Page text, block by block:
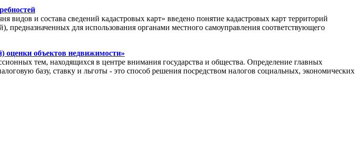
и состава сведений кадастровых карт» введено понятие кадастровых карт территорий
для использования органами местного самоуправления соответствующего
оценки объектов недвижимости»
тем, находящихся в центре внимания государства и общества. Определение главных
базу, ставку и льготы - это способ решения посредством налогов социальных, экономических